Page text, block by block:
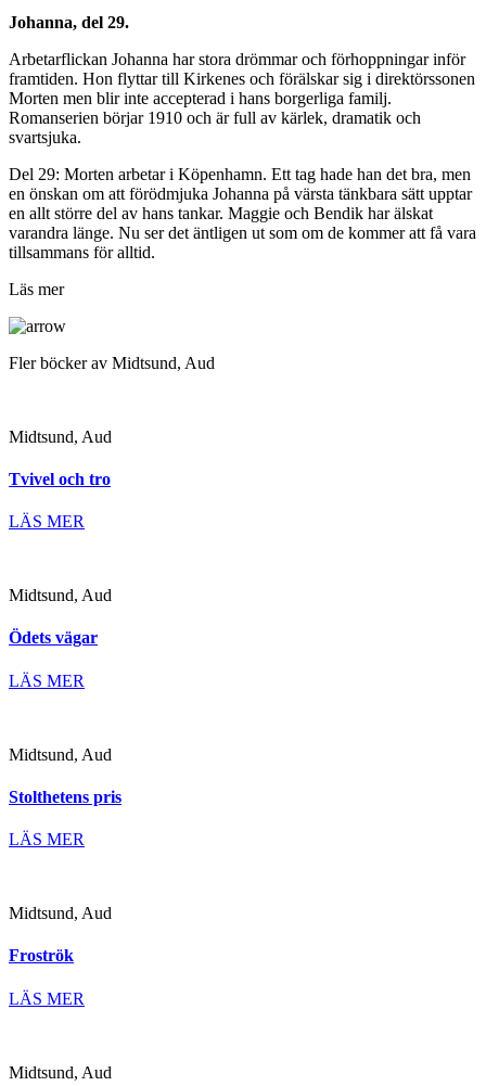
Johanna, del 29.
Arbetarflickan Johanna har stora drömmar och förhoppningar inför
framtiden. Hon flyttar till Kirkenes och förälskar sig i direktörssonen
Morten men blir inte accepterad i hans borgerliga familj.
Romanserien börjar 1910 och är full av kärlek, dramatik och
svartsjuka.
Del 29: Morten arbetar i Köpenhamn. Ett tag hade han det bra, men
en önskan om att förödmjuka Johanna på värsta tänkbara sätt upptar
en allt större del av hans tankar. Maggie och Bendik har älskat
varandra länge. Nu ser det äntligen ut som om de kommer att få vara
tillsammans för alltid.
Läs mer
Fler böcker av Midtsund, Aud
Midtsund, Aud
Tvivel och tro
LÄS MER
Midtsund, Aud
Ödets vägar
LÄS MER
Midtsund, Aud
Stolthetens pris
LÄS MER
Midtsund, Aud
Froströk
LÄS MER
Midtsund, Aud